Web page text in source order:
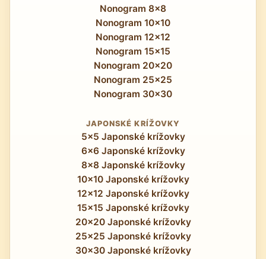
Nonogram 8x8
Nonogram 10x10
Nonogram 12x12
Nonogram 15x15
Nonogram 20x20
Nonogram 25x25
Nonogram 30x30
JAPONSKÉ KRÍŽOVKY
5x5 Japonské krížovky
6x6 Japonské krížovky
8x8 Japonské krížovky
10x10 Japonské krížovky
12x12 Japonské krížovky
15x15 Japonské krížovky
20x20 Japonské krížovky
25x25 Japonské krížovky
30x30 Japonské krížovky